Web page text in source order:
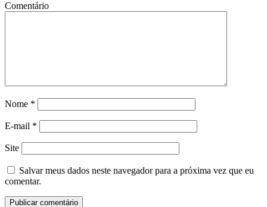
Comentário
Nome *
E-mail *
Site
Salvar meus dados neste navegador para a próxima vez que eu
comentar.